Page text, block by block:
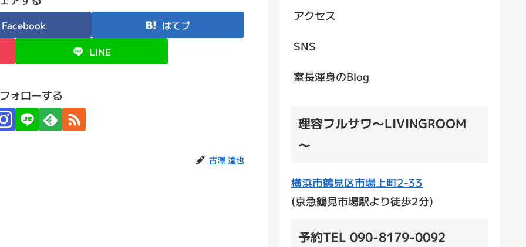
Facebook
はてブ
LINE
ォローする
古澤 達也
アクセス
SNS
室長渾身のBlog
理容フルサワ～LIVINGROOM
～
横浜市鶴見区市場上町2-33
(京急鶴見市場駅より徒歩2分)
予約TEL 090-8179-0092